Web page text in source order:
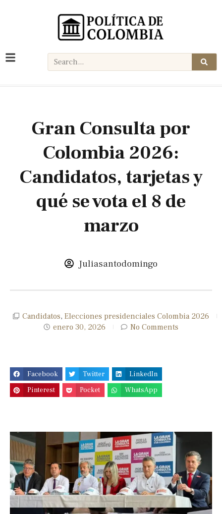
Gran Consulta por
Colombia 2026:
Candidatos, tarjetas y
qué se vota el 8 de
marzo
Juliasantodomingo
Candidatos, Elecciones presidenciales Colombia 2026
enero 30, 2026
No Comments
Facebook Twitter
LinkedIn
Pinterest
Pocket WhatsApp